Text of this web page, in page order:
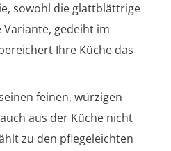
sowohl die glattblättrige
Variante, gedeiht im
Ihre Küche das
feinen, würzigen
aus der Küche nicht
zu den pflegeleichten